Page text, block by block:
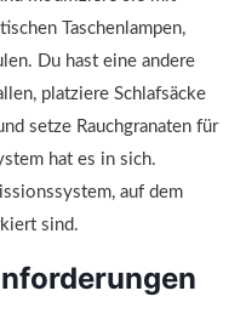
Taschenlampen,
Du hast eine andere
platziere Schlafsäcke
setze Rauchgranaten für
hat es in sich.
auf dem
sind.